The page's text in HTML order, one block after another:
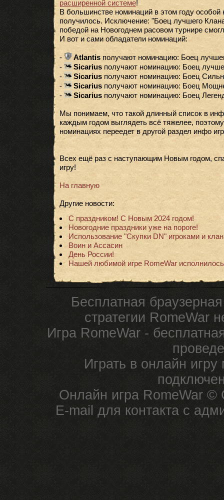
расширенной системе!
В большинстве номинаций в этом году особой
получилось. Исключение: "Боец лучшего
победой на Новогоднем расовом турнире
И вот и сами обладатели номинаций:
- Atlantisполучают номинацию: Боец
-
Sicariusполучают номинацию: Боец
-
Sicariusполучают номинацию: Боец
-
Sicariusполучают номинацию: Боец
-
Sicariusполучают номинацию: Боец
Мы понимаем, что такой длинный список в
каждым годом выглядеть всё тяжелее,
номинациях переедет в другой раздел инфо
Всех ещё раз с наступающим Новым годом,
игру!
На главную
Другие новости:
С праздником! С Новым 2024 годом!
Новогодние праздники уже на пороге!
Использование "Скупки DN" игроками и
Воин и Ассасин
День России!
Нашей любимой игре RomeWar
Бесплатная
стратегии RomeWar
Игра RomeWar -
Играть в онлайн
Онлайн игра RomeWar ©
E-mail для контакта с